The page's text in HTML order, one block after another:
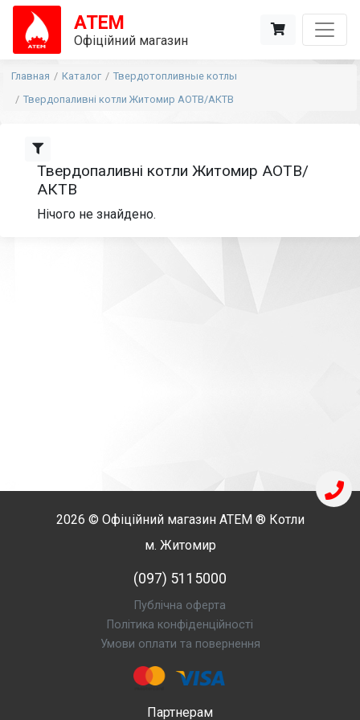
АТЕМ
Офіційний магазин
Главная Каталог
Твердотопливные котлы
Твердопаливні котли Житомир АОТВ/АКТВ
Твердопаливні котли Житомир АОТВ/
АКТВ
Нічого не знайдено.
2026 © Офіційний магазин АТЕМ® Котли
м. Житомир
(097) 5115000
Публічна оферта
Політика конфіденційності
Умови оплати та повернення
Партнерам